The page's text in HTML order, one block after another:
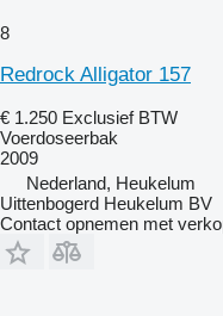
8
Redrock Alligator 157
€ 1.250 Exclusief BTW
Voerdoseerbak
2009
Nederland, Heukelum
Uittenbogerd Heukelum BV
Contact opnemen met